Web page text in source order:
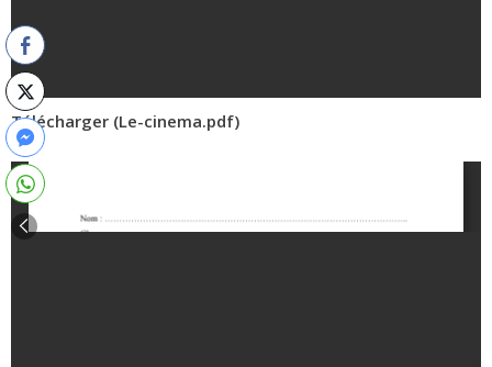
Télécharger (Le-cinema.pdf)